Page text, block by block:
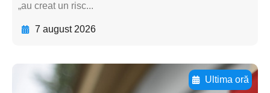
„au creat un risc...
7 august 2026
Ultima oră